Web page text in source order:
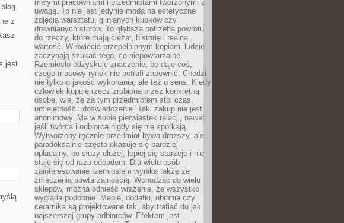
z
jest
małymi pracowniami i przedmiotami tworzonymi z
uwagą. To nie jest jedynie moda na estetyczne
zdjęcia warsztatu, glinianych kubków czy
drewnianych stołów. To głębsza potrzeba powrotu
do rzeczy, które mają ciężar, historię i realną
wartość. W świecie przepełnionym kopiami ludzie
zaczynają szukać tego, co niepowtarzalne.
Rzemiosło odzyskuje znaczenie, bo daje coś,
czego masowy rynek nie potrafi zapewnić. Chodzi
nie tylko o jakość wykonania, ale też o sens. Kiedy
człowiek kupuje rzecz zrobioną przez konkretną
osobę, wie, że za tym przedmiotem stoi czas,
umiejętność i doświadczenie. Taki zakup nie jest
anonimowy. Ma w sobie pierwiastek relacji, nawet
jeśli twórca i odbiorca nigdy się nie spotkają.
Wytworzony ręcznie przedmiot bywa droższy, ale
paradoksalnie często okazuje się bardziej
opłacalny, bo służy dłużej, lepiej się starzeje i nie
staje się od razu odpadem. Dla wielu osób
zainteresowanie rzemiosłem wynika także ze
zmęczenia powtarzalnością. Wchodząc do wielu
sklepów, można odnieść wrażenie, że wszystko
wygląda podobnie. Meble, dodatki, ubrania czy
ceramika są projektowane tak, aby trafiać do jak
najszerszej grupy odbiorców. Efektem jest